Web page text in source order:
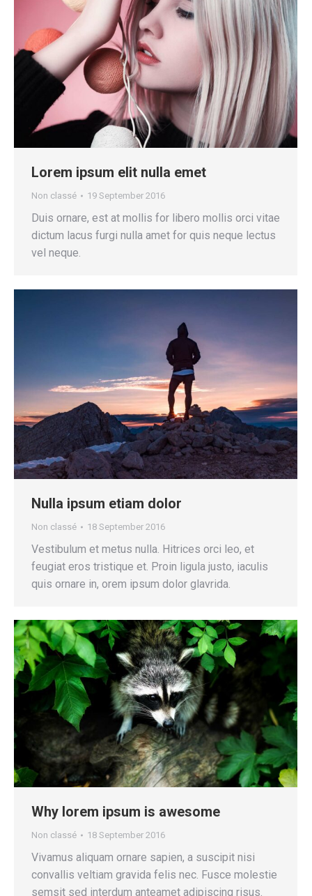
Lorem ipsum elit nulla emet
Non classé 19 September 2016
Duis ornare, est at mollis for libero mollis orci vitae
dictum lacus furgi nulla amet for quis neque lectus
vel neque.
Nulla ipsum etiam dolor
Non classé 18 September 2016
Vestibulum et metus nulla. Hitrices orci leo, et
feugiat eros tristique et. Proin ligula justo, iaculis
quis ornare in, orem ipsum dolor glavrida.
Why lorem ipsum is awesome
Non classé 18 September 2016
Vivamus aliquam ornare sapien, a suscipit nisi
convallis veltiam gravida felis nec. Fusce molestie
semsit sed interdum anteamet adipiscing risus.